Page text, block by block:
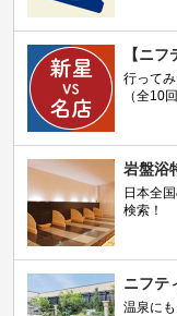
【ニ
行って
（全10
岩盤浴
日本全
検索！
ニフテ
温泉に